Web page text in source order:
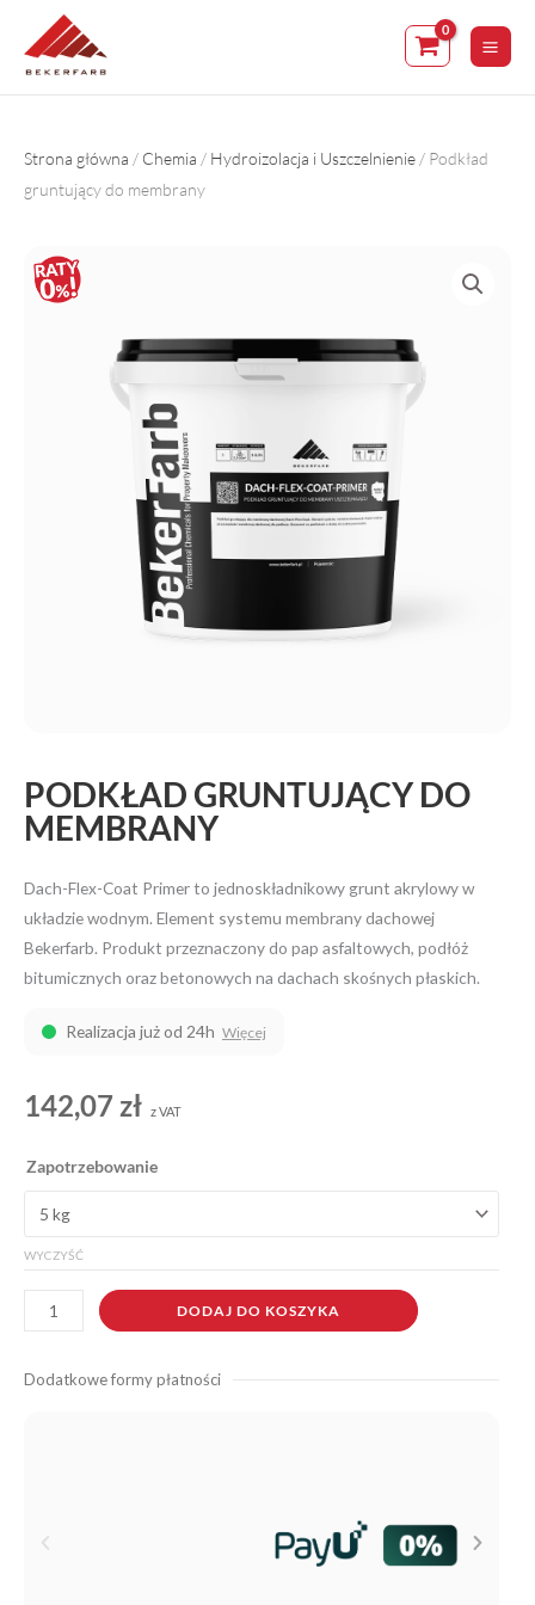
content
Strona główna / Chemia / Hydroizolacja i Uszczelnienie / Podkład
gruntujący do membrany
PODKŁAD GRUNTUJĄCY DO
MEMBRANY
Dach-Flex-Coat Primer to jednoskładnikowy grunt akrylowy w
układzie wodnym. Element systemu membrany dachowej
Bekerfarb. Produkt przeznaczony do pap asfaltowych, podłóż
bitumicznych oraz betonowych na dachach skośnych płaskich.
Realizacja już od 24h Więcej
142,07zł z VAT
Zapotrzebowanie
WYCZYŚĆ
Podkład
gruntujący
DODAJ DO KOSZYKA
Dodatkowe formy płatności